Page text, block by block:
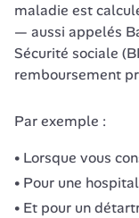
maladie est
— aussi appelés
Sécurité sociale
remboursement
Par exemple :
Lorsque vous
Pour une
Et pour un